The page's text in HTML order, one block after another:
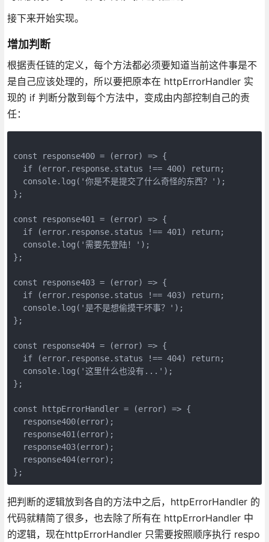
接下来开始实现。
增加判断
根据责任链的定义，每个方法都必须要知道当前这件事是不
是自己应该处理的，所以要把原本在 httpErrorHandler 实
现的 if 判断分散到每个方法中，变成由内部控制自己的责
任：
const response400 = (error) => {
  if (error.response.status !== 400) return;
  console.log('你是不是提交了什么奇怪的东西？');
};
const response401 = (error) => {
  if (error.response.status !== 401) return;
  console.log('需要先登陆！');
};
const response403 = (error) => {
  if (error.response.status !== 403) return;
  console.log('是不是想偷摸干坏事？');
};
const response404 = (error) => {
  if (error.response.status !== 404) return;
  console.log('这里什么也没有...');
};
const httpErrorHandler = (error) => {
  response400(error);
  response401(error);
  response403(error);
  response404(error);
};
把判断的逻辑放到各自的方法中之后，httpErrorHandler 的
代码就精简了很多，也去除了所有在 httpErrorHandler 中
的逻辑，现在httpErrorHandler 只需要按照顺序执行 respo